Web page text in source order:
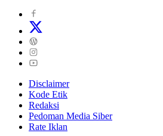
Disclaimer
Kode Etik
Redaksi
Pedoman Media Siber
Rate Iklan